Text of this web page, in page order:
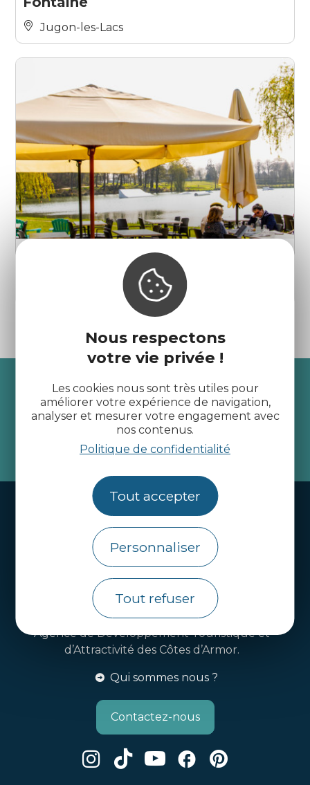
Nous respectons
votre vie privée !
Les cookies nous sont très utiles pour
améliorer votre expérience de navigation,
analyser et mesurer votre engagement avec
nos contenus.
Politique de confidentialité
Tout accepter
Personnaliser
Tout refuser
Jugon-les-Lacs
Snack - BZH Wake Park
Jugon-les-Lacs
Recevez l’actualité des
Côtes d’Armor
je m'abonne
Handi-tourisme
Webcams
Côtes d’Armor Destination
Agence de Développement Touristique et
d’Attractivité des Côtes d’Armor.
Qui sommes nous ?
Contactez-nous